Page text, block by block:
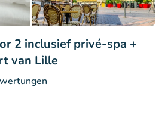
2 inclusief privé-spa +
van Lille